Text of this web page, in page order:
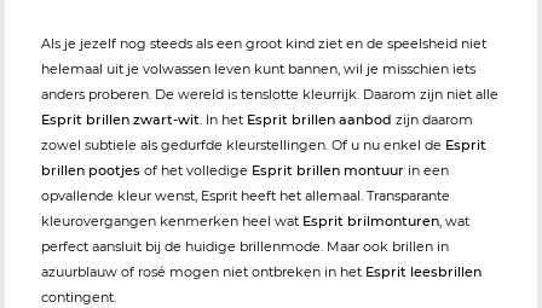
Als je jezelf nog steeds als een groot kind ziet en de speelsheid niet
helemaal uit je volwassen leven kunt bannen, wil je misschien iets
anders proberen. De wereld is tenslotte kleurrijk. Daarom zijn niet alle
Esprit brillen zwart-wit. In het Esprit brillen aanbod zijn daarom
zowel subtiele als gedurfde kleurstellingen. Of u nu enkel de Esprit
brillen pootjes of het volledige Esprit brillen montuur in een
opvallende kleur wenst, Esprit heeft het allemaal. Transparante
kleurovergangen kenmerken heel wat Esprit brilmonturen, wat
perfect aansluit bij de huidige brillenmode. Maar ook brillen in
azuurblauw of rosé mogen niet ontbreken in het Esprit leesbrillen
contingent.